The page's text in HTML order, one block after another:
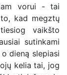
vorui - tai
kad megztų
vaikšto
sutinkami
dieną slepiasi
kelia tai, jog